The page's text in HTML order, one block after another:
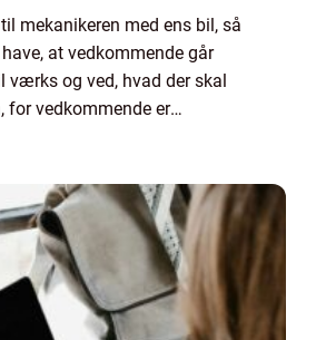
mekanikeren med ens bil, så
at vedkommende går
værks og ved, hvad der skal
for vedkommende er